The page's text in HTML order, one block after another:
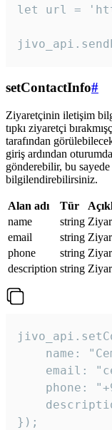
let url =
setContactInfo#
Ziyaretçinin iletişim
tıpkı ziyaretçi
tarafından
giriş ardından
gönderebilir, bu
bilgilendirebilirsiniz.
Alan adı Tür
name
string
email
string
phone
string
description string
name:
email:
phone:
});